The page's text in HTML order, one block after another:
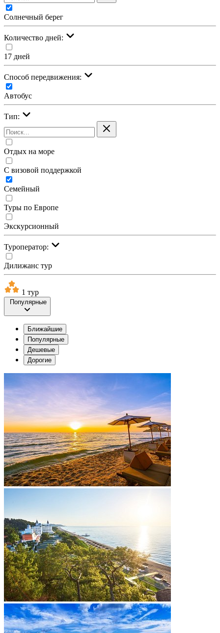
Солнечный берег
Количество дней:
17 дней
Cпособ передвижения:
Автобус
Тип:
Отдых на море
С визовой поддержкой
Семейный
Туры по Европе
Экскурсионный
Туроператор:
Дилижанс тур
1 тур
Популярные
Ближайшие
Популярные
Дешевые
Дорогие